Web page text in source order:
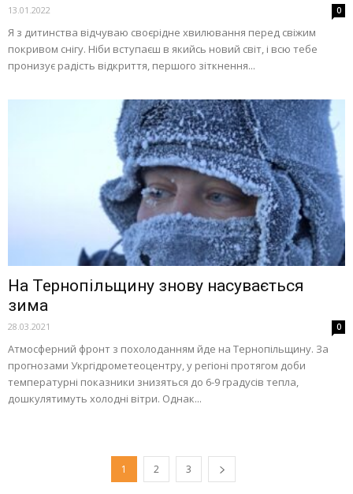
13.01.2022 0
Я з дитинства відчуваю своєрідне хвилювання перед свіжим
покривом снігу. Ніби вступаєш в якийсь новий світ, і всю тебе
пронизує радість відкриття, першого зіткнення...
На Тернопільщину знову насувається
зима
28.03.2021 0
Атмосферний фронт з похолоданням йде на Тернопільщину. За
прогнозами Укргідрометеоцентру, у регіоні протягом доби
температурні показники знизяться до 6-9 градусів тепла,
дошкулятимуть холодні вітри. Однак...
1 2 3